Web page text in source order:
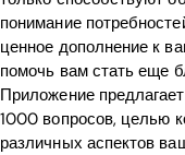
понимание
ценное дополнение к
помочь вам стать еще
Приложение
1000 вопросов, целью
различных аспектов